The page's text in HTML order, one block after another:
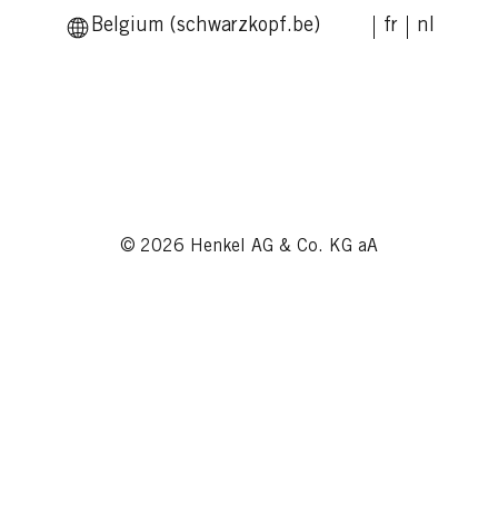
Belgium (schwarzkopf.be) fr nl
© 2026 Henkel AG & Co. KG aA